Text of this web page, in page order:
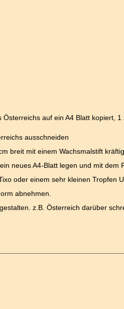
Österreichs auf ein A4 Blatt kopiert,
ausschneiden
breit mit einem Wachsmalstift
ein neues A4-Blatt legen und mit
oder einem sehr kleinen Tropfen
abnehmen.
z.B. Österreich darüber